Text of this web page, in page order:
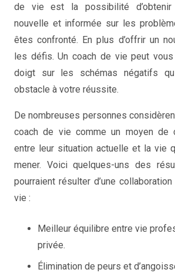
de vie est la possibilité d’obtenir
nouvelle et informée sur les
êtes confronté. En plus d’offrir un
les défis. Un coach de vie peut
doigt sur les schémas négatifs
obstacle à votre réussite.
De nombreuses personnes
coach de vie comme un moyen de
entre leur situation actuelle et la vie
mener. Voici quelques-uns des
pourraient résulter d’une
vie :
Meilleur équilibre entre vie
privée.
Élimination de peurs et